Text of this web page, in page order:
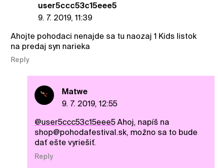
user5ccc53c15eee5
9. 7. 2019, 11:39
Ahojte pohodaci nenajde sa tu naozaj 1 Kids listok
na predaj syn narieka
Reply
Matwe
9. 7. 2019, 12:55
@user5ccc53c15eee5Ahoj, napíš na
shop@pohodafestival.sk, možno sa to bude
dať ešte vyriešiť.
Reply